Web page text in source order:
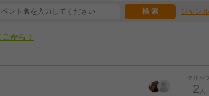
ジャン
半期編発表！
から！
クリップ
2 人